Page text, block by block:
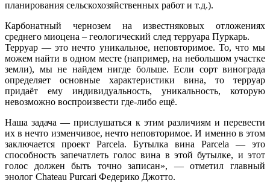
планирования сельскохозяйственных работ и т.д.).
Карбонатный чернозем на известняковых отложениях
среднего миоцена – геологический след терруара Пуркарь.
Терруар — это нечто уникальное, неповторимое. То, что мы
можем найти в одном месте (например, на небольшом участке
земли), мы не найдем нигде больше. Если сорт винограда
определяет основные характеристики вина, то терруар
придаёт ему индивидуальность, уникальность, которую
невозможно воспроизвести где-либо ещё.
Наша задача — прислушаться к этим различиям и перевести
их в нечто изменчивое, нечто неповторимое. И именно в этом
заключается проект Parcela. Бутылка вина Parcela — это
способность запечатлеть голос вина в этой бутылке, и этот
голос должен быть точно записан», — отметил главный
энолог Chateau Purcari Федерико Джотто.